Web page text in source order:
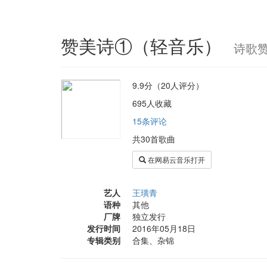
赞美诗①（轻音乐） 诗歌
9.9分（20人评分）
695人收藏
15条评论
共30首歌曲
在网易云音乐打开
艺人
王璜青
语种
其他
厂牌
独立发行
发行时间
2016年05月18日
专辑类别
合集、杂锦